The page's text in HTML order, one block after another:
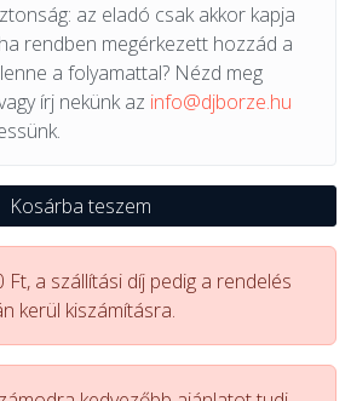
az eladó csak akkor kapja
rendben megérkezett hozzád a
a folyamattal? Nézd meg
írj nekünk az info@djborze.hu
Kosárba teszem
Ft, a szállítási díj pedig a rendelés
kerül kiszámításra.